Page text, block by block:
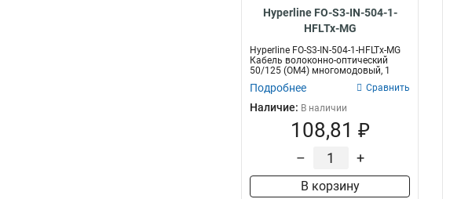
Hyperline FO-S3-IN-504-1-
HFLTx-MG
Hyperline FO-S3-IN-504-1-HFLTx-MG
Кабель волоконно-оптический
50/125 (OM4) многомодовый, 1
Подробнее Сравнить
Наличие: В наличии
108,81 ₽
– +
В корзину